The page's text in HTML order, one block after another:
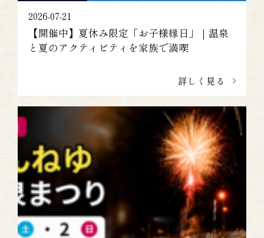
2026-07-21
【開催中】夏休み限定「お子様縁日」｜温泉
と夏のアクティビティを家族で満喫
詳しく見る